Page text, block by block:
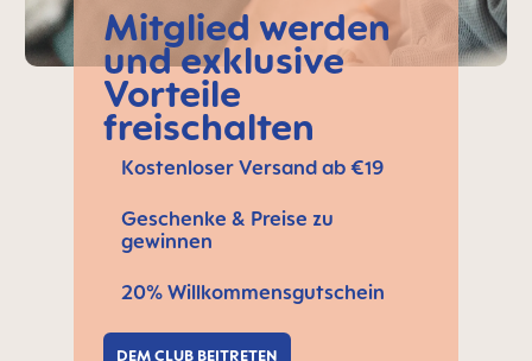
Mitglied werden
und exklusive
Vorteile
freischalten
Kostenloser Versand ab €19
Geschenke & Preise zu
gewinnen
20% Willkommensgutschein
DEM CLUB BEITRETEN